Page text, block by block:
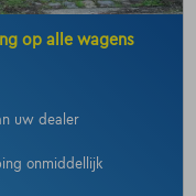
op alle wagens
uw dealer
onmiddellijk